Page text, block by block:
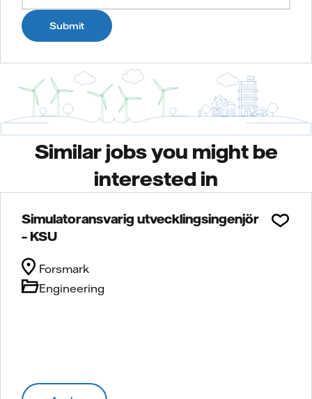
Submit
Similar jobs you might be
interested in
Simulatoransvarig utvecklingsingenjör
– KSU
Engineering
Forsmark